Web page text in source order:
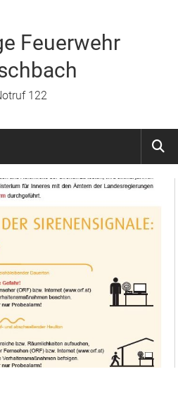
Feuerwehr
122